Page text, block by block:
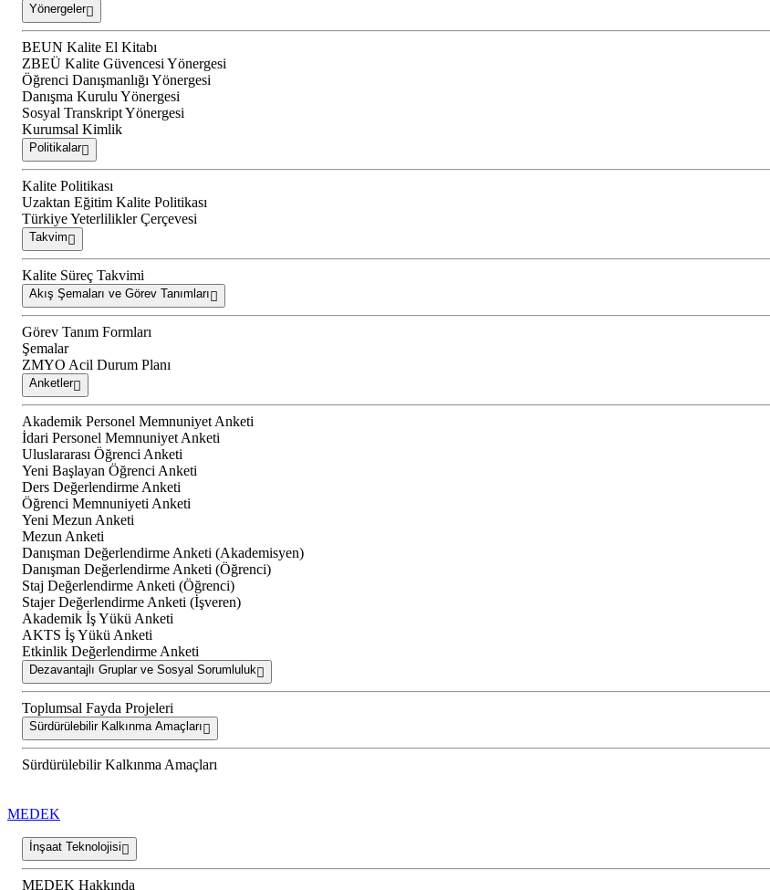
Yönergeler
BEUN Kalite El Kitabı
ZBEÜ Kalite Güvencesi Yönergesi
Öğrenci Danışmanlığı Yönergesi
Danışma Kurulu Yönergesi
Sosyal Transkript Yönergesi
Kurumsal Kimlik
Politikalar
Kalite Politikası
Uzaktan Eğitim Kalite Politikası
Türkiye Yeterlilikler Çerçevesi
Takvim
Kalite Süreç Takvimi
Akış Şemaları ve Görev Tanımları
Görev Tanım Formları
Şemalar
ZMYO Acil Durum Planı
Anketler
Akademik Personel Memnuniyet Anketi
İdari Personel Memnuniyet Anketi
Uluslararası Öğrenci Anketi
Yeni Başlayan Öğrenci Anketi
Ders Değerlendirme Anketi
Öğrenci Memnuniyeti Anketi
Yeni Mezun Anketi
Mezun Anketi
Danışman Değerlendirme Anketi (Akademisyen)
Danışman Değerlendirme Anketi (Öğrenci)
Staj Değerlendirme Anketi (Öğrenci)
Stajer Değerlendirme Anketi (İşveren)
Akademik İş Yükü Anketi
AKTS İş Yükü Anketi
Etkinlik Değerlendirme Anketi
Dezavantajlı Gruplar ve Sosyal Sorumluluk
Toplumsal Fayda Projeleri
Sürdürülebilir Kalkınma Amaçları
Sürdürülebilir Kalkınma Amaçları
MEDEK
İnşaat Teknolojisi
MEDEK Hakkında